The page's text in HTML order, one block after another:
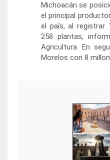
Michoacán se
el principal
el país, al registrar
258 plantas,
Agricultura. En
Morelos con 8